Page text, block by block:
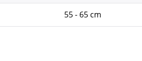
55 - 65 cm